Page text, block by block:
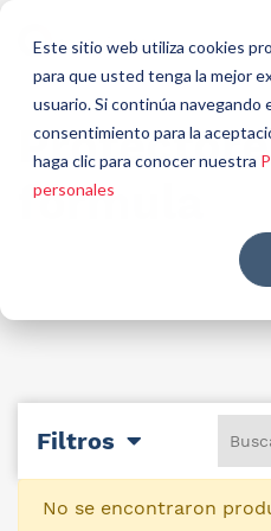
Este sitio web utiliza cookies
para que usted tenga la mejor
usuario. Si continúa navegando
consentimiento para la
haga clic para conocer nuestra
personales
fórmula
Filtros
No se encontraron